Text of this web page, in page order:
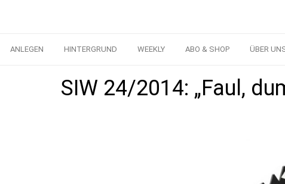
ANLEGEN HINTERGRUND WEEKLY ABO & SHOP ÜBER
SIW 24/2014: „Faul,